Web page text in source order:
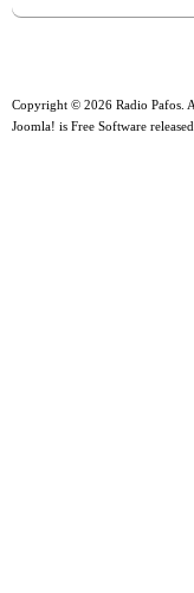
Copyright © 2026 Radio Pafos.
Joomla! is Free Software